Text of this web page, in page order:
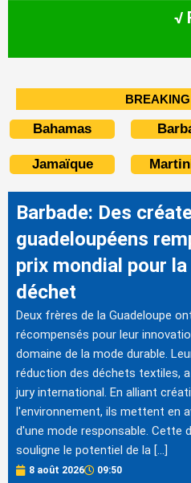
√
Bahamas
Jamaïque
Barbade: Des
guadeloupéens
prix mondial pour
déchet
Deux frères de la Guadeloupe
récompensés pour leur
domaine de la mode durable.
réduction des déchets textiles,
jury international. En alliant
l'environnement, ils mettent en
d'une mode responsable. Cette
souligne le potentiel de la […]
8 août 2026 09:50